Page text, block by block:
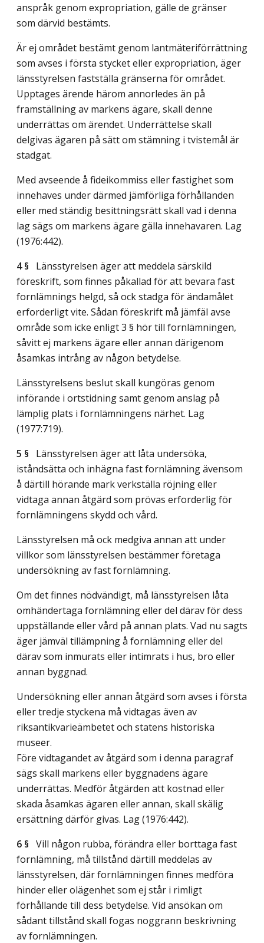
anspråk genom expropriation, gälle de gränser
som därvid bestämts.
Är ej området bestämt genom lantmäteriförrättning
som avses i första stycket eller expropriation, äger
länsstyrelsen fastställa gränserna för området.
Upptages ärende härom annorledes än på
framställning av markens ägare, skall denne
underrättas om ärendet. Underrättelse skall
delgivas ägaren på sätt om stämning i tvistemål är
stadgat.
Med avseende å fideikommiss eller fastighet som
innehaves under därmed jämförliga förhållanden
eller med ständig besittningsrätt skall vad i denna
lag sägs om markens ägare gälla innehavaren. Lag
(1976:442).
4 § Länsstyrelsen äger att meddela särskild
föreskrift, som finnes påkallad för att bevara fast
fornlämnings helgd, så ock stadga för ändamålet
erforderligt vite. Sådan föreskrift må jämfäl avse
område som icke enligt 3 § hör till fornlämningen,
såvitt ej markens ägare eller annan därigenom
åsamkas intrång av någon betydelse.
Länsstyrelsens beslut skall kungöras genom
införande i ortstidning samt genom anslag på
lämplig plats i fornlämningens närhet. Lag
(1977:719).
5 § Länsstyrelsen äger att låta undersöka,
iståndsätta och inhägna fast fornlämning ävensom
å därtill hörande mark verkställa röjning eller
vidtaga annan åtgärd som prövas erforderlig för
fornlämningens skydd och vård.
Länsstyrelsen må ock medgiva annan att under
villkor som länsstyrelsen bestämmer företaga
undersökning av fast fornlämning.
Om det finnes nödvändigt, må länsstyrelsen låta
omhändertaga fornlämning eller del därav för dess
uppställande eller vård på annan plats. Vad nu sagts
äger jämväl tillämpning å fornlämning eller del
därav som inmurats eller intimrats i hus, bro eller
annan byggnad.
Undersökning eller annan åtgärd som avses i första
eller tredje styckena må vidtagas även av
riksantikvarieämbetet och statens historiska
museer.
Före vidtagandet av åtgärd som i denna paragraf
sägs skall markens eller byggnadens ägare
underrättas. Medför åtgärden att kostnad eller
skada åsamkas ägaren eller annan, skall skälig
ersättning därför givas. Lag (1976:442).
6 § Vill någon rubba, förändra eller borttaga fast
fornlämning, må tillstånd därtill meddelas av
länsstyrelsen, där fornlämningen finnes medföra
hinder eller olägenhet som ej står i rimligt
förhållande till dess betydelse. Vid ansökan om
sådant tillstånd skall fogas noggrann beskrivning
av fornlämningen.